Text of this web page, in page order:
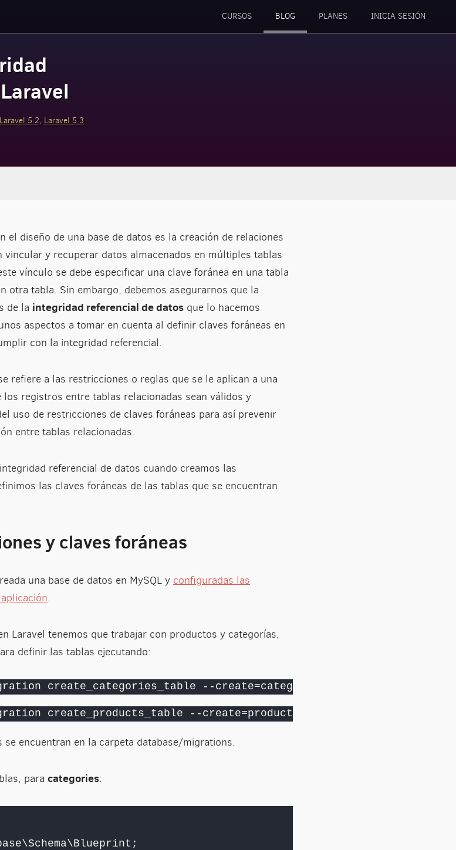
CURSOS BLOG PLANES INICIA SESIÓN
Laravel 5.2, Laravel 5.3
el diseño de una base de datos es la creación de relaciones
y recuperar datos almacenados en múltiples tablas
vínculo se debe especificar una clave foránea en una tabla
otra tabla. Sin embargo, debemos asegurarnos que la
de la integridad referencial de datos que lo hacemos
aspectos a tomar en cuenta al definir claves foráneas en
con la integridad referencial.
refiere a las restricciones o reglas que se le aplican a una
registros entre tablas relacionadas sean válidos y
uso de restricciones de claves foráneas para así prevenir
entre tablas relacionadas.
referencial de datos cuando creamos las
las claves foráneas de las tablas que se encuentran
y claves foráneas
una base de datos en MySQL y configuradas las
.
Laravel tenemos que trabajar con productos y categorías,
definir las tablas ejecutando:
create_categories_table --create=categories
create_products_table --create=products
encuentran en la carpeta database/migrations.
para categories: